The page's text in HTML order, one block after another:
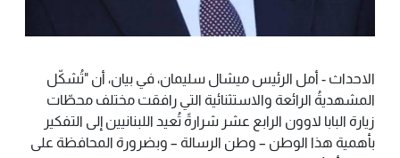
الاحداث - أمل الرئيس ميشال سليمان، في بيان، أن "تُشكّل
المشهديةُ الرائعة والاستثنائية التي رافقت مختلف محطّات
زيارة البابا لاوون الرابع عشر شرارةً تُعيد اللبنانيين إلى التفكير
بأهمية هذا الوطن – وطن الرسالة – وبضرورة المحافظة على